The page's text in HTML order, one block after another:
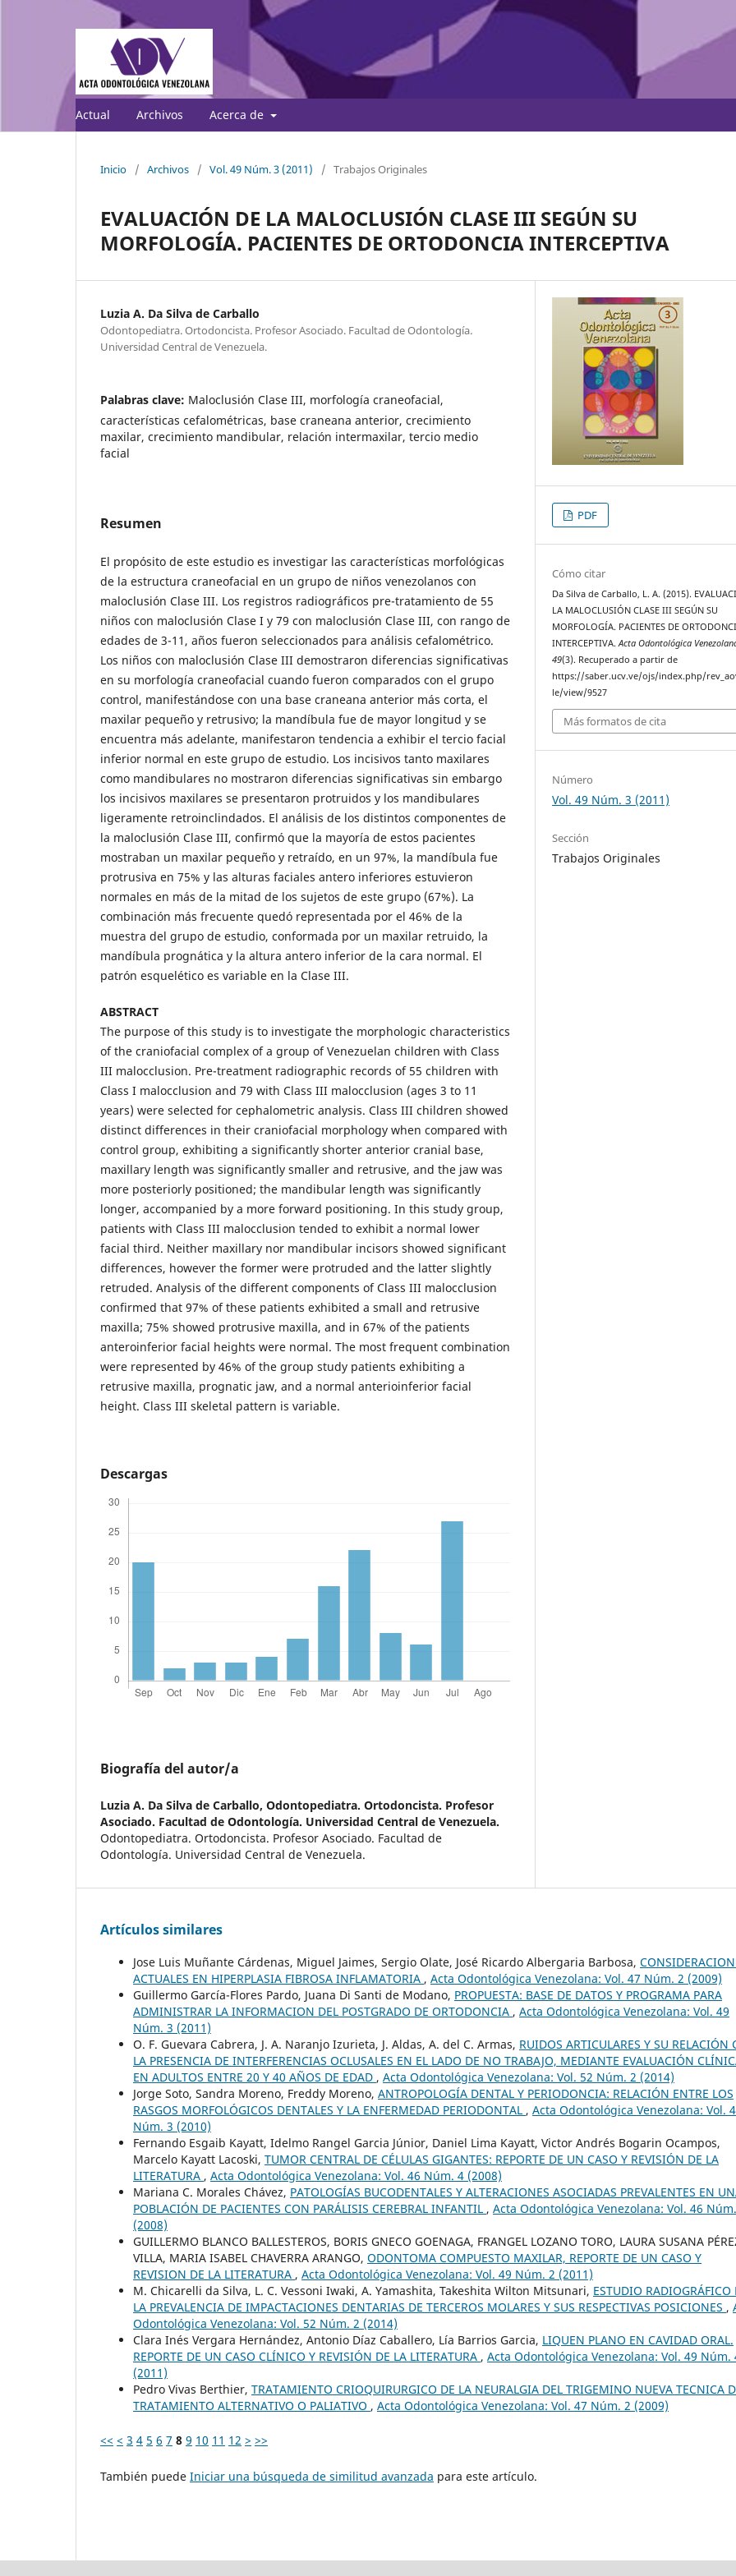
Actual Archivos Acerca de
Inicio / Archivos / Vol. 49 Núm. 3 (2011) / Trabajos Originales
EVALUACIÓN DE LA MALOCLUSIÓN CLASE III SEGÚN SU
MORFOLOGÍA. PACIENTES DE ORTODONCIA INTERCEPTIVA
Luzia A. Da Silva de Carballo
Odontopediatra. Ortodoncista. Profesor Asociado. Facultad de Odontología.
Universidad Central de Venezuela.
Palabras clave: Maloclusión Clase III, morfología craneofacial,
características cefalométricas, base craneana anterior, crecimiento
maxilar, crecimiento mandibular, relación intermaxilar, tercio medio
facial
Resumen
El propósito de este estudio es investigar las características morfológicas
de la estructura craneofacial en un grupo de niños venezolanos con
maloclusión Clase III. Los registros radiográficos pre-tratamiento de 55
niños con maloclusión Clase I y 79 con maloclusión Clase III, con rango de
edades de 3-11, años fueron seleccionados para análisis cefalométrico.
Los niños con maloclusión Clase III demostraron diferencias significativas
en su morfología craneofacial cuando fueron comparados con el grupo
control, manifestándose con una base craneana anterior más corta, el
maxilar pequeño y retrusivo; la mandíbula fue de mayor longitud y se
encuentra más adelante, manifestaron tendencia a exhibir el tercio facial
inferior normal en este grupo de estudio. Los incisivos tanto maxilares
como mandibulares no mostraron diferencias significativas sin embargo
los incisivos maxilares se presentaron protruidos y los mandibulares
ligeramente retroinclindados. El análisis de los distintos componentes de
la maloclusión Clase III, confirmó que la mayoría de estos pacientes
mostraban un maxilar pequeño y retraído, en un 97%, la mandíbula fue
protrusiva en 75% y las alturas faciales antero inferiores estuvieron
normales en más de la mitad de los sujetos de este grupo (67%). La
combinación más frecuente quedó representada por el 46% de la
muestra del grupo de estudio, conformada por un maxilar retruido, la
mandíbula prognática y la altura antero inferior de la cara normal. El
patrón esquelético es variable en la Clase III.
ABSTRACT
The purpose of this study is to investigate the morphologic characteristics
of the craniofacial complex of a group of Venezuelan children with Class
III malocclusion. Pre-treatment radiographic records of 55 children with
Class I malocclusion and 79 with Class III malocclusion (ages 3 to 11
years) were selected for cephalometric analysis. Class III children showed
distinct differences in their craniofacial morphology when compared with
control group, exhibiting a significantly shorter anterior cranial base,
maxillary length was significantly smaller and retrusive, and the jaw was
more posteriorly positioned; the mandibular length was significantly
longer, accompanied by a more forward positioning. In this study group,
patients with Class III malocclusion tended to exhibit a normal lower
facial third. Neither maxillary nor mandibular incisors showed significant
differences, however the former were protruded and the latter slightly
retruded. Analysis of the different components of Class III malocclusion
confirmed that 97% of these patients exhibited a small and retrusive
maxilla; 75% showed protrusive maxilla, and in 67% of the patients
anteroinferior facial heights were normal. The most frequent combination
were represented by 46% of the group study patients exhibiting a
retrusive maxilla, prognatic jaw, and a normal anterioinferior facial
height. Class III skeletal pattern is variable.
Descargas
Biografía del autor/a
Luzia A. Da Silva de Carballo, Odontopediatra. Ortodoncista. Profesor
Asociado. Facultad de Odontología. Universidad Central de Venezuela.
Odontopediatra. Ortodoncista. Profesor Asociado. Facultad de
Odontología. Universidad Central de Venezuela.
PDF
Cómo citar
Da Silva de Carballo, L. A. (2015).
LA MALOCLUSIÓN CLASE III SEGÚN SU
MORFOLOGÍA. PACIENTES DE
INTERCEPTIVA.Acta Odontológica
49(3). Recuperado a partir de
https://saber.ucv.ve/ojs/index.php/
le/view/9527
Más formatos de cita
Número
Vol. 49 Núm. 3 (2011)
Sección
Trabajos Originales
Artículos similares
Jose Luis Muñante Cárdenas, Miguel Jaimes, Sergio Olate, José Ricardo Albergaria Barbosa,
ACTUALES EN HIPERPLASIA FIBROSA INFLAMATORIA , Acta Odontológica Venezolana: Vol. 47 Núm. 2 (2009)
Guillermo García-Flores Pardo, Juana Di Santi de Modano, PROPUESTA: BASE DE DATOS Y PROGRAMA PARA
ADMINISTRAR LA INFORMACION DEL POSTGRADO DE ORTODONCIA , Acta Odontológica Venezolana: Vol. 49
Núm. 3 (2011)
O. F. Guevara Cabrera, J. A. Naranjo Izurieta, J. Aldas, A. del C. Armas, RUIDOS ARTICULARES Y SU RELACIÓN
LA PRESENCIA DE INTERFERENCIAS OCLUSALES EN EL LADO DE NO TRABAJO, MEDIANTE EVALUACIÓN
EN ADULTOS ENTRE 20 Y 40 AÑOS DE EDAD , Acta Odontológica Venezolana: Vol. 52 Núm. 2 (2014)
Jorge Soto, Sandra Moreno, Freddy Moreno, ANTROPOLOGÍA DENTAL Y PERIODONCIA: RELACIÓN ENTRE LOS
RASGOS MORFOLÓGICOS DENTALES Y LA ENFERMEDAD PERIODONTAL , Acta Odontológica Venezolana: Vol.
Núm. 3 (2010)
Fernando Esgaib Kayatt, Idelmo Rangel Garcia Júnior, Daniel Lima Kayatt, Victor Andrés Bogarin Ocampos,
Marcelo Kayatt Lacoski, TUMOR CENTRAL DE CÉLULAS GIGANTES: REPORTE DE UN CASO Y REVISIÓN DE LA
LITERATURA , Acta Odontológica Venezolana: Vol. 46 Núm. 4 (2008)
Mariana C. Morales Chávez, PATOLOGÍAS BUCODENTALES Y ALTERACIONES ASOCIADAS PREVALENTES EN
POBLACIÓN DE PACIENTES CON PARÁLISIS CEREBRAL INFANTIL , Acta Odontológica Venezolana: Vol. 46
(2008)
GUILLERMO BLANCO BALLESTEROS, BORIS GNECO GOENAGA, FRANGEL LOZANO TORO, LAURA SUSANA
VILLA, MARIA ISABEL CHAVERRA ARANGO, ODONTOMA COMPUESTO MAXILAR, REPORTE DE UN CASO Y
REVISION DE LA LITERATURA , Acta Odontológica Venezolana: Vol. 49 Núm. 2 (2011)
M. Chicarelli da Silva, L. C. Vessoni Iwaki, A. Yamashita, Takeshita Wilton Mitsunari, ESTUDIO RADIOGRÁFICO
LA PREVALENCIA DE IMPACTACIONES DENTARIAS DE TERCEROS MOLARES Y SUS RESPECTIVAS POSICIONES ,
Odontológica Venezolana: Vol. 52 Núm. 2 (2014)
Clara Inés Vergara Hernández, Antonio Díaz Caballero, Lía Barrios Garcia, LIQUEN PLANO EN CAVIDAD ORAL.
REPORTE DE UN CASO CLÍNICO Y REVISIÓN DE LA LITERATURA , Acta Odontológica Venezolana: Vol. 49 Núm.
(2011)
Pedro Vivas Berthier, TRATAMIENTO CRIOQUIRURGICO DE LA NEURALGIA DEL TRIGEMINO NUEVA TECNICA
TRATAMIENTO ALTERNATIVO O PALIATIVO , Acta Odontológica Venezolana: Vol. 47 Núm. 2 (2009)
<< < 3 4 5 6 7 8 9 10 11 12 > >>
También puede Iniciar una búsqueda de similitud avanzada para este artículo.